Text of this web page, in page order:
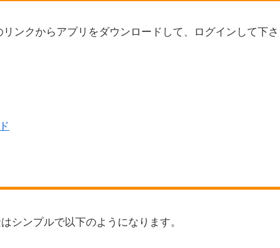
ンクからアプリをダウンロードして、ログインして下さ
シンプルで以下のようになります。